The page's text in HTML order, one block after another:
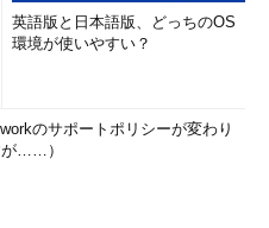
英語版と日本語版、どっちのOS
環境が使いやすい？
のサポートポリシーが変わり
が……）